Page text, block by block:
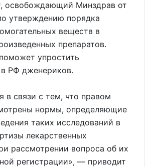
освобождающий Минздрав от
утверждению порядка
веществ в
препаратов.
упростить
РФ дженериков.
в связи с тем, что правом
нормы, определяющие
таких исследований в
лекарственных
рассмотрении вопроса об их
регистрации», — приводит